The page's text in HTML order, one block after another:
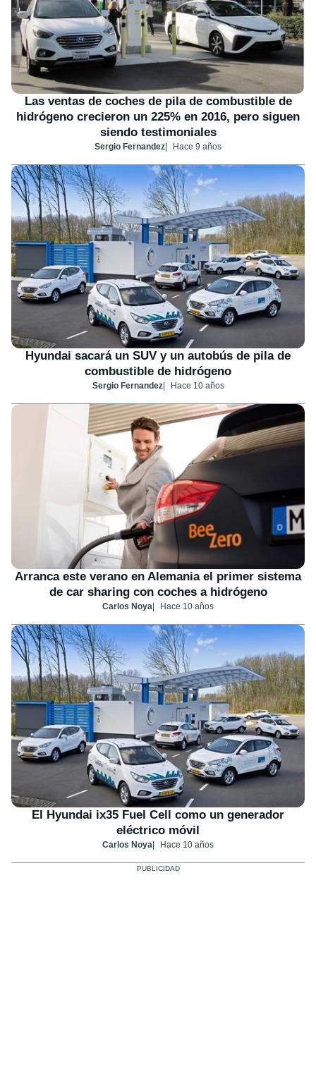
Las ventas de coches de pila de combustible de
hidrógeno crecieron un 225% en 2016, pero siguen
siendo testimoniales
Sergio Fernandez Hace 9 años
Hyundai sacará un SUV y un autobús de pila de
combustible de hidrógeno
Sergio Fernandez Hace 10 años
Arranca este verano en Alemania el primer sistema
de car sharing con coches a hidrógeno
Carlos Noya Hace 10 años
El Hyundai ix35 Fuel Cell como un generador
eléctrico móvil
Carlos Noya Hace 10 años